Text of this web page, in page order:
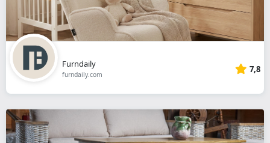
Furndaily
furndaily.com 7,8